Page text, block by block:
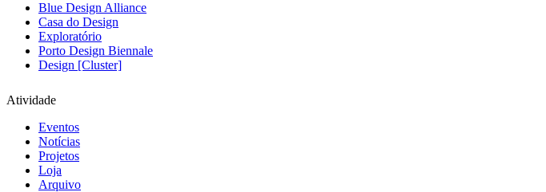
Blue Design Alliance
Casa do Design
Exploratório
Porto Design Biennale
Design [Cluster]
Atividade
Eventos
Notícias
Projetos
Loja
Arquivo